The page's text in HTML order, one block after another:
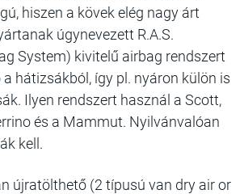
hiszen a kövek elég nagy árt
úgynevezett R.A.S.
System) kivitelű airbag rendszert
hátizsákból, így pl. nyáron külön is
Ilyen rendszert használ a Scott,
és a Mammut. Nyilvánvalóan
kell.
újratölthető (2 típusú van dry air or